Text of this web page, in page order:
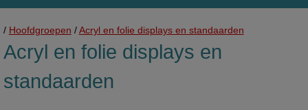
/ Hoofdgroepen /Acryl en folie displays en standaarden
Acryl en folie displays en
standaarden